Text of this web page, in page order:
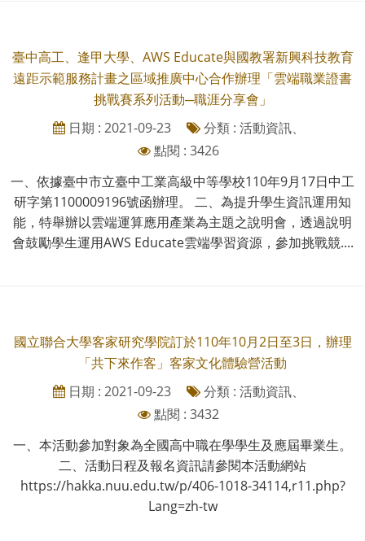
臺中高工、逢甲大學、AWS Educate與國教署新興科技教育
遠距示範服務計畫之區域推廣中心合作辦理「雲端職業證書
挑戰賽系列活動─職涯分享會」
日期 : 2021-09-23
分類 : 活動資訊、
點閱 : 3426
一、依據臺中市立臺中工業高級中等學校110年9月17日中工
研字第1100009196號函辦理。 二、為提升學生資訊運用知
能，特舉辦以雲端運算應用產業為主題之說明會，透過說明
會鼓勵學生運用AWS Educate雲端學習資源，參加挑戰競....
國立聯合大學客家研究學院訂於110年10月2日至3日，辦理
「共下來作客」客家文化體驗營活動
日期 : 2021-09-23
分類 : 活動資訊、
點閱 : 3432
一、本活動參加對象為全國高中職在學學生及應屆畢業生。
二、活動日程及報名資訊請參閱本活動網站
https://hakka.nuu.edu.tw/p/406-1018-34114,r11.php?
Lang=zh-tw